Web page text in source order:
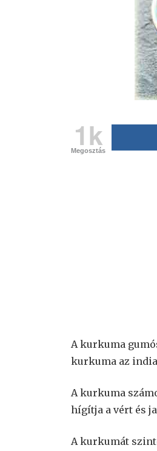
1k
Megosztás
A kurkuma
kurkuma az
A kurkuma
hígítja a vért és
A kurkumát